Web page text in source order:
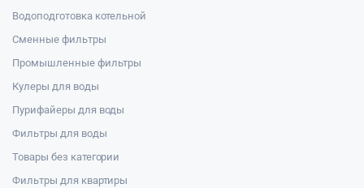
Водоподготовка котельной
Сменные фильтры
Промышленные фильтры
Кулеры для воды
Пурифайеры для воды
Фильтры для воды
Товары без категории
Фильтры для квартиры